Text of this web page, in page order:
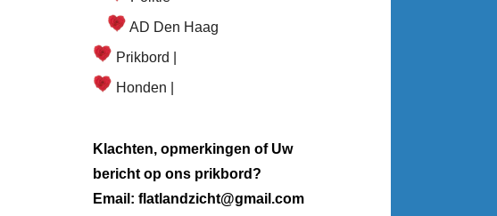
AD Den Haag
Prikbord |
Honden |
Klachten, opmerkingen of Uw
bericht op ons prikbord?
Email: flatlandzicht@gmail.com